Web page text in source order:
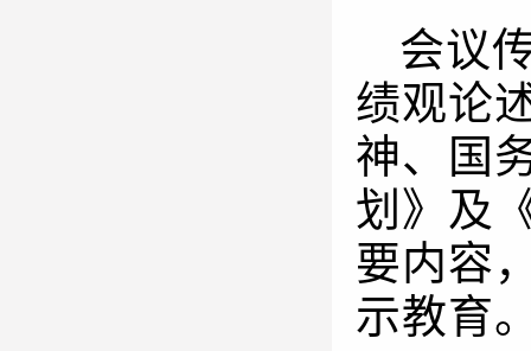
会议
绩观论
神、国
划》及
要内容
示教育